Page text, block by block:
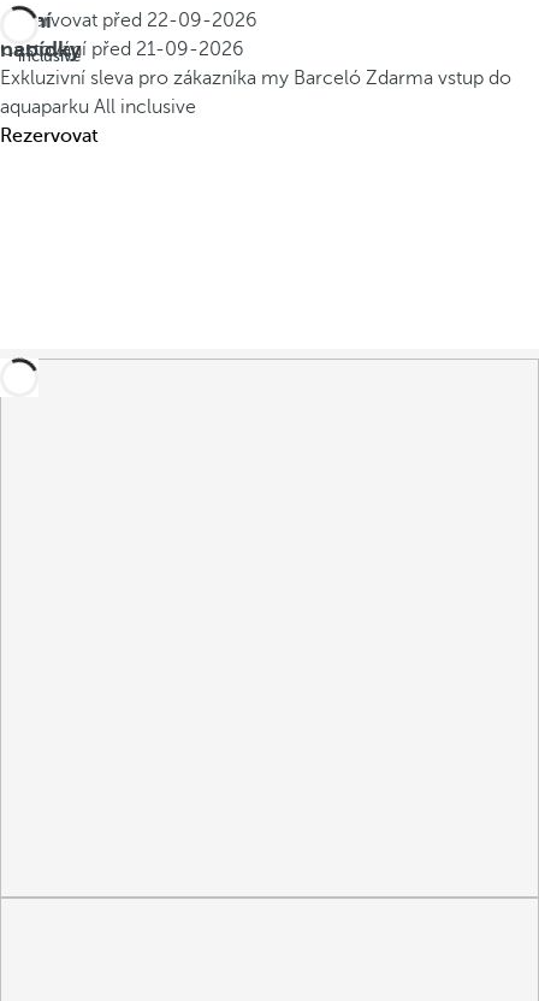
Letní
nabídky
inclusive
Rezervovat před 22-09-2026
Cestování před 21-09-2026
Exkluzivní sleva pro zákazníka my Barceló Zdarma vstup do
aquaparku All inclusive
Rezervovat